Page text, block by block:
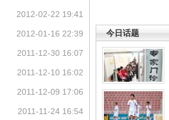
今日话题
2012-02-22 19:41
2012-01-16 22:39
2011-12-30 16:07
2011-12-10 16:02
2011-12-09 17:06
2011-11-24 16:54